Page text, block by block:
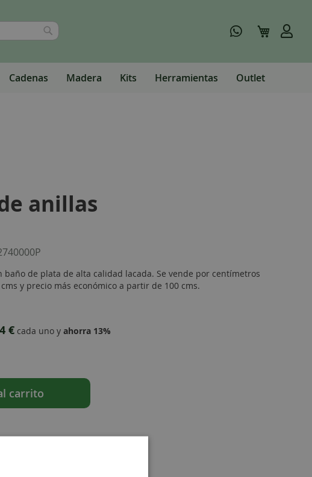
Buscar Mi carrito
Cadenas Madera Kits Herramientas Outlet
anillas
baño de plata de alta calidad lacada. Se vende por centímetros
y precio más económico a partir de 100 cms.
€ cada uno y ahorra 13%
carrito